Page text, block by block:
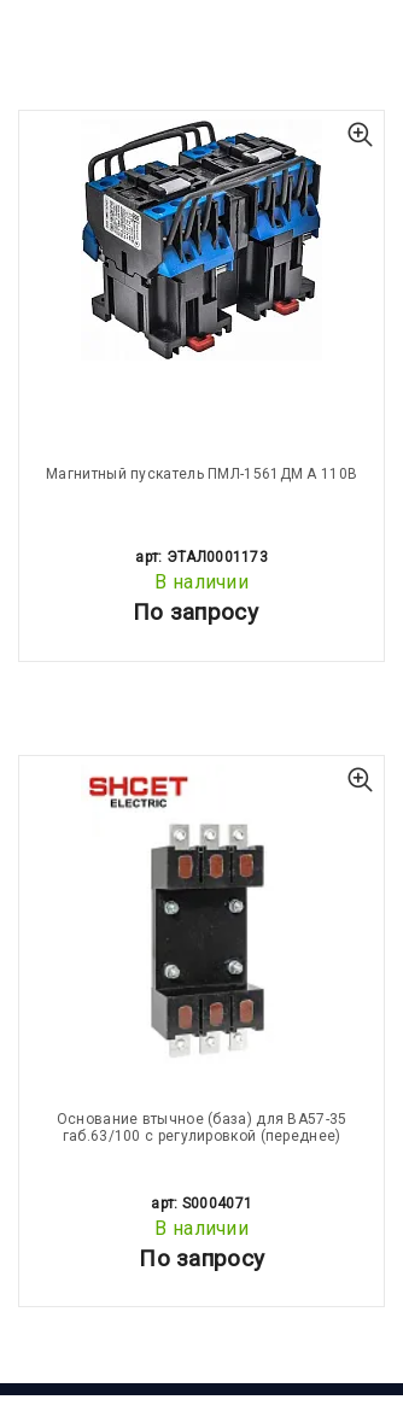
Магнитный пускатель ПМЛ-1561ДМ А 110В
арт: ЭТАЛ0001173
В наличии
По запросу
Основание втычное (база) для ВА57-35
габ.63/100 с регулировкой (переднее)
арт: S0004071
В наличии
По запросу